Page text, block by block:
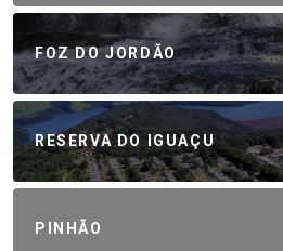
FOZ DO JORDÃO
RESERVA DO IGUAÇU
PINHÃO